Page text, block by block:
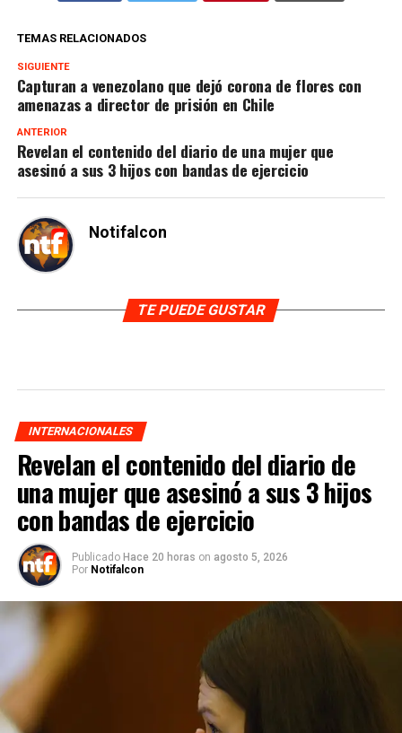
TEMAS RELACIONADOS
SIGUIENTE
Capturan a venezolano que dejó corona de flores con
amenazas a director de prisión en Chile
ANTERIOR
Revelan el contenido del diario de una mujer que
asesinó a sus 3 hijos con bandas de ejercicio
Notifalcon
TE PUEDE GUSTAR
INTERNACIONALES
Revelan el contenido del diario de
una mujer que asesinó a sus 3 hijos
con bandas de ejercicio
Publicado Hace 20 horas on agosto 5, 2026
Por Notifalcon